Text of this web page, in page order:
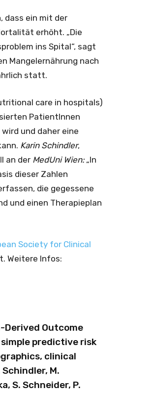
dass ein mit der
erhöht. „Die
ins Spital“, sagt
Mangelernährung nach
statt.
care in hospitals)
PatientInnen
und daher eine
Karin Schindler,
an der MedUni Wien:„In
dieser Zahlen
die gegessene
und einen Therapieplan
Society for Clinical
Weitere Infos:
Derived Outcome
simple predictive risk
clinical
M.
S. Schneider, P.